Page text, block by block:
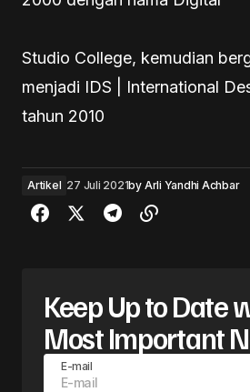
Studio College, kemudian
menjadi IDS | International
tahun 2010
Artikel 27 Juli 2021by Arli Yandhi Achbar
Keep Up to Date
Most Important
E-mail